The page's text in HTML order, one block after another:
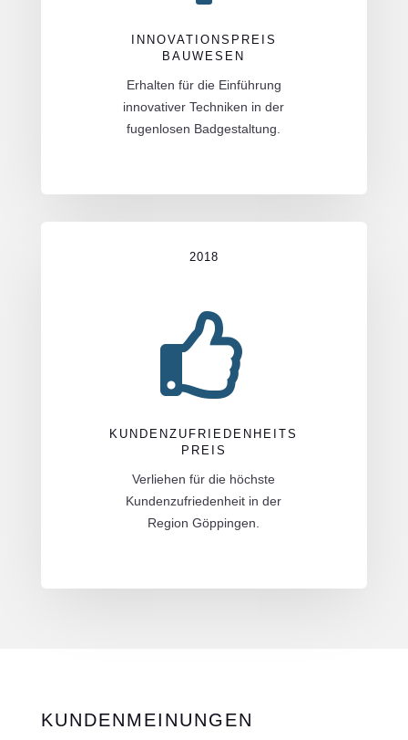
INNOVATIONSPREIS
BAUWESEN
Erhalten für die Einführung
innovativer Techniken in der
fugenlosen Badgestaltung.
2018

KUNDENZUFRIEDENHEITS
PREIS
Verliehen für die höchste
Kundenzufriedenheit in der
Region Göppingen.
KUNDENMEINUNGEN